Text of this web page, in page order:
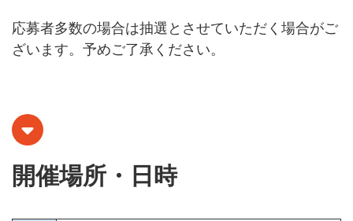
応募者多数の場合は抽選とさせていただく場合がご
ざいます。予めご了承ください。
開催場所・日時